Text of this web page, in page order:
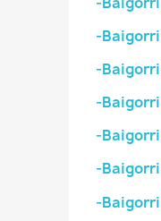
-
-
-
-
-Baigorri
-Baigorri